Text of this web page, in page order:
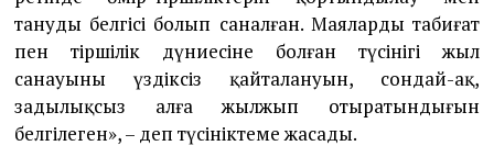
танудың белгісі болып саналған. Маялардың табиғат
пен тіршілік дүниесіне болған түсінігі жыл
санауының үздіксіз қайталануын, сондай-ақ,
заңдылықсыз алға жылжып отыратындығын
белгілеген», – деп түсініктеме жасады.